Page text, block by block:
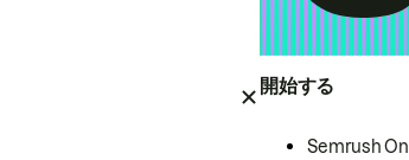
開始する
Semrush